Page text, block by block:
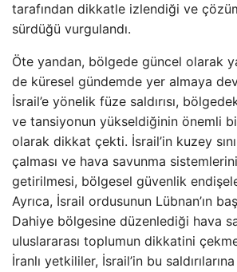
tarafından dikkatle izlendiği ve çözüm
sürdüğü vurgulandı.
Öte yandan, bölgede güncel olarak
de küresel gündemde yer almaya
İsrail’e yönelik füze saldırısı,
ve tansiyonun yükseldiğinin önemli
olarak dikkat çekti. İsrail’in kuzey
çalması ve hava savunma
getirilmesi, bölgesel güvenlik
Ayrıca, İsrail ordusunun Lübnan’ın
Dahiye bölgesine düzenlediği hava
uluslararası toplumun dikkatini
İranlı yetkililer, İsrail’in bu saldırılarına